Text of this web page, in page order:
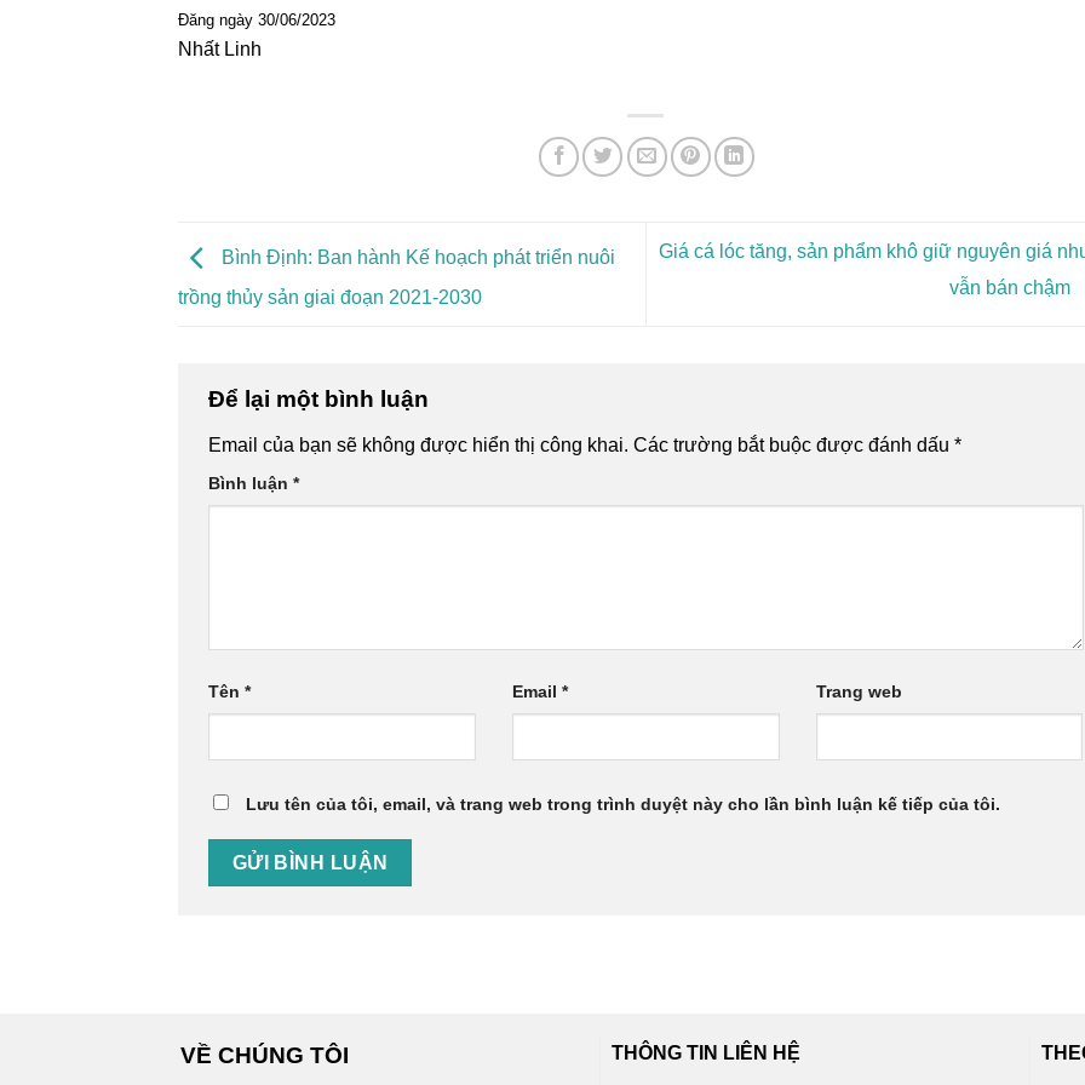
Đăng ngày 30/06/2023
Nhất Linh
Bình Định: Ban hành Kế hoạch phát triển nuôi
trồng thủy sản giai đoạn 2021-2030
Giá cá lóc tăng, sản phẩm khô giữ nguyên giá
vẫn bán chậm
Để lại một bình luận
Email của bạn sẽ không được hiển thị công khai. Các trường bắt buộc được đánh dấu *
Bình luận *
Tên * Email * Trang web
Lưu tên của tôi, email, và trang web trong trình duyệt này cho lần bình luận kế tiếp của tôi.
VỀ CHÚNG TÔI THÔNG TIN LIÊN HỆ